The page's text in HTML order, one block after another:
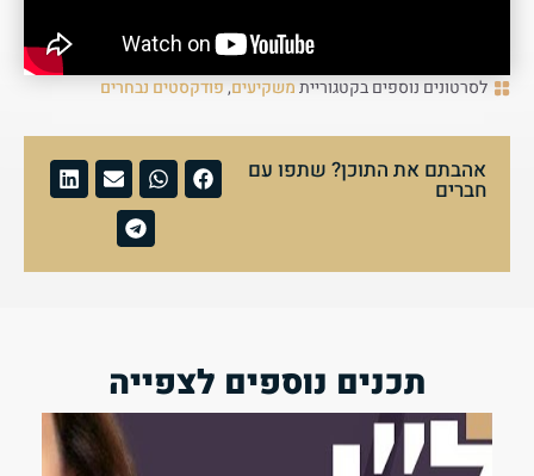
לסרטונים נוספים בקטגורייתמשקיעים,פודקסטים נבחרים
אהבתם את התוכן? שתפו עם
חברים
תכנים נוספים לצפייה